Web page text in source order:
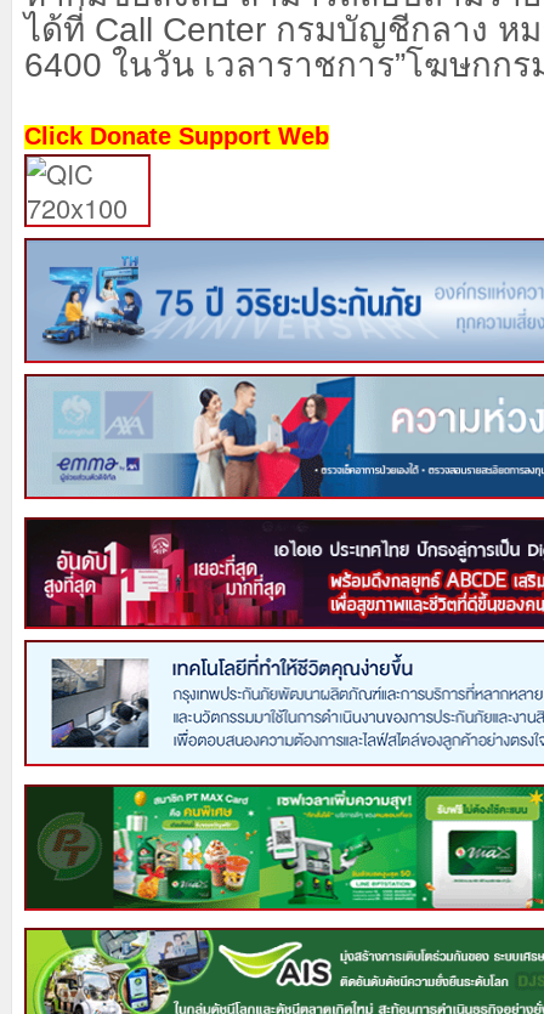
ได้ที่ Call Center กรมบัญชีกลาง ห
6400 ในวัน เวลาราชการ”โฆษกก
Click Donate Support Web